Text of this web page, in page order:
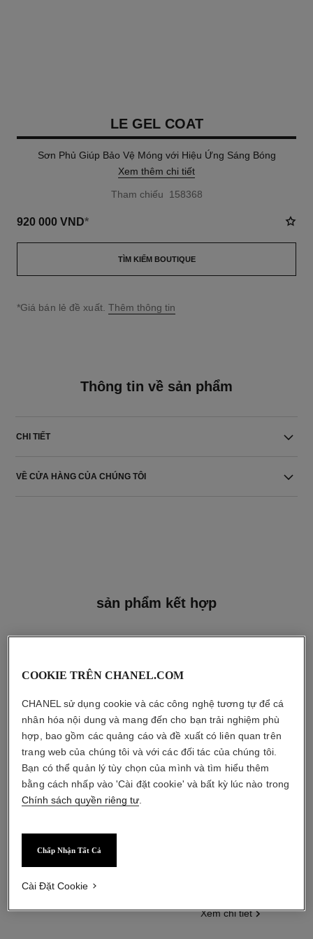
LE GEL COAT
Sơn Phủ Giúp Bảo Vệ Móng với Hiệu Ứng Sáng Bóng
Xem thêm chi tiết
Tham chiếu 158368
920 000 VND*
TÌM KIẾM BOUTIQUE
↩
*Giá bán lẻ đề xuất. Thêm thông tin
Thông tin về sản phẩm
CHI TIẾT
VỀ CỬA HÀNG CỦA CHÚNG TÔI
sản phẩm kết hợp
coco mademoiselle
Eau de Parfum Dạng Xịt
Tham chiếu 116520
3 950 000 vnd
Xem chi tiết
COOKIE TRÊN CHANEL.COM
CHANEL sử dụng cookie và các công nghệ tương tự để cá
nhân hóa nội dung và mang đến cho bạn trải nghiệm phù
hợp, bao gồm các quảng cáo và đề xuất có liên quan trên
trang web của chúng tôi và với các đối tác của chúng tôi.
Bạn có thể quản lý tùy chọn của mình và tìm hiểu thêm
bằng cách nhấp vào 'Cài đặt cookie' và bất kỳ lúc nào trong
Chính sách quyền riêng tư
Chấp Nhận Tất Cả
Cài Đặt Cookie